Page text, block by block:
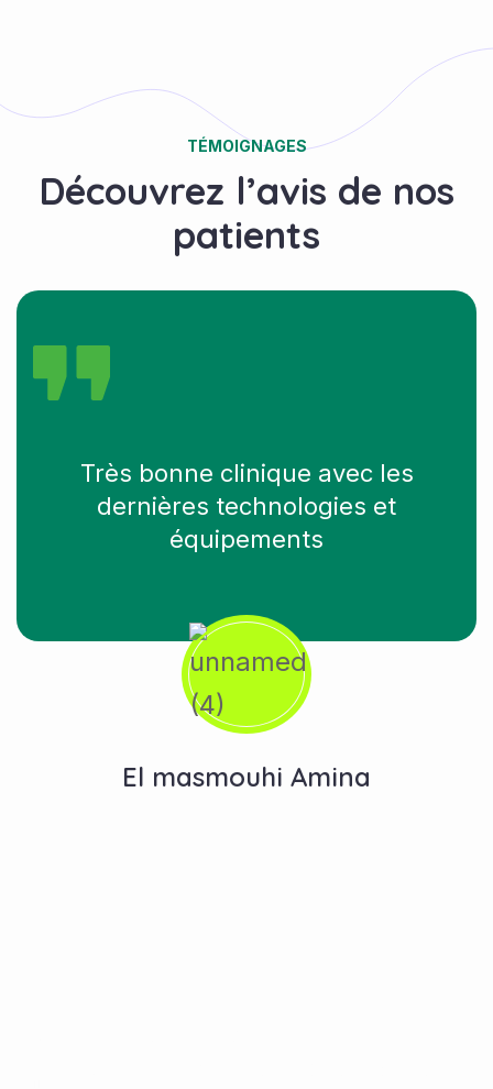
TÉMOIGNAGES
Découvrez l’avis de nos
patients
Très bonne clinique avec les
dernières technologies et
équipements
El masmouhi Amina